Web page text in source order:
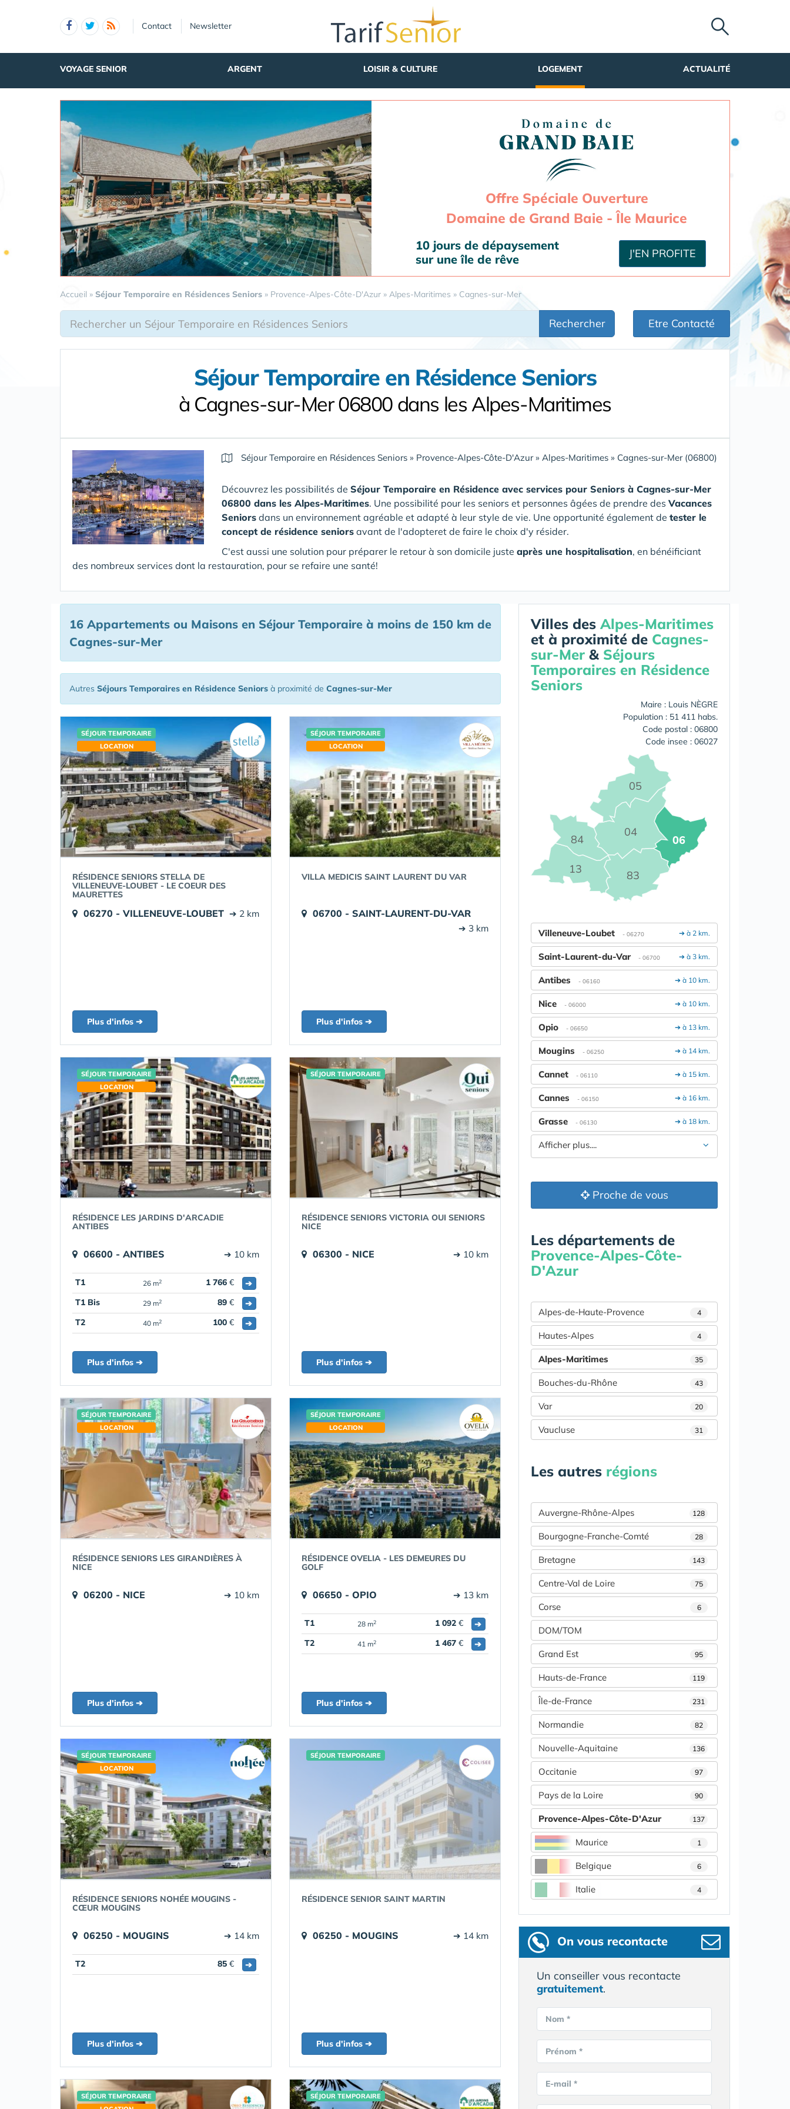
Contact Newsletter
VOYAGE SENIOR ARGENT LOISIR & CULTURE LOGEMENT ACTUALITÉ
Offre Spéciale Ouverture
Domaine de Grand Baie - Île Maurice
J'EN PROFITE
10 jours de dépaysement
sur une île de rêve
Accueil » Séjour Temporaire en Résidences Seniors » Provence-Alpes-Côte-D'Azur » Alpes-Maritimes » Cagnes-sur-Mer
Rechercher Etre Contacté
Séjour Temporaire en Résidence Seniors
à Cagnes-sur-Mer 06800 dans les Alpes-Maritimes
Séjour Temporaire en Résidences Seniors » Provence-Alpes-Côte-D'Azur» Alpes-Maritimes » Cagnes-sur-Mer (06800)
Découvrez les possibilités de Séjour Temporaire en Résidence avec services pour Seniors à Cagnes-sur-Mer
06800 dans les Alpes-Maritimes. Une possibilité pour les seniors et personnes âgées de prendre des Vacances
Seniors dans un environnement agréable et adapté à leur style de vie. Une opportunité également de tester le
concept de résidence seniors avant de l'adopteret de faire le choix d'y résider.
C'est aussi une solution pour préparer le retour à son domicile juste après une hospitalisation, en bénéificiant
des nombreux services dont la restauration, pour se refaire une santé!
16 Appartements ou Maisons en Séjour Temporaire à moins de 150 km de
Cagnes-sur-Mer
Autres Séjours Temporaires en Résidence Seniors à proximité de Cagnes-sur-Mer
SÉJOUR TEMPORAIRE
LOCATION
RÉSIDENCE SENIORS STELLA DE
VILLENEUVE-LOUBET - LE COEUR DES
MAURETTES
06270 - VILLENEUVE-LOUBET ➔ 2 km
Plus d'infos ➔
SÉJOUR TEMPORAIRE
LOCATION
VILLA MEDICIS SAINT LAURENT DU VAR
06700 - SAINT-LAURENT-DU-VAR
➔ 3 km
Plus d'infos ➔
SÉJOUR TEMPORAIRE
LOCATION
RÉSIDENCE LES JARDINS D'ARCADIE
ANTIBES
06600 - ANTIBES ➔ 10 km
T1 26 m2 1 766 €
➔
T1 Bis
29 m2 89 €
➔
T2
40 m2 100 € ➔
Plus d'infos ➔
SÉJOUR TEMPORAIRE
RÉSIDENCE SENIORS VICTORIA OUI SENIORS
NICE
06300 - NICE ➔ 10 km
Plus d'infos ➔
SÉJOUR TEMPORAIRE
LOCATION
RÉSIDENCE SENIORS LES GIRANDIÈRES À
NICE
06200 - NICE ➔ 10 km
Plus d'infos ➔
SÉJOUR TEMPORAIRE
LOCATION
RÉSIDENCE OVELIA - LES DEMEURES DU
GOLF
06650 - OPIO ➔ 13 km
T1 28 m2 1 092 €
➔
T2
41 m2 1 467 € ➔
Plus d'infos ➔
SÉJOUR TEMPORAIRE
LOCATION
RÉSIDENCE SENIORS NOHÉE MOUGINS -
CŒUR MOUGINS
06250 - MOUGINS ➔ 14 km
T2 85 € ➔
Plus d'infos ➔
SÉJOUR TEMPORAIRE
RÉSIDENCE SENIOR SAINT MARTIN
06250 - MOUGINS ➔ 14 km
Plus d'infos ➔
SÉJOUR TEMPORAIRE
SÉJOUR TEMPORAIRE
Villes des Alpes-Maritimes
et à proximité de Cagnes-
sur-Mer & Séjours
Temporaires en Résidence
Seniors
Maire : Louis NÈGRE
Population : 51 411 habs.
Code postal : 06800
Code insee : 06027
04
05
06
13 83
84
➔ à 2 km.
Villeneuve-Loubet - 06270
➔ à 3 km.
Saint-Laurent-du-Var - 06700
➔ à 10 km.
Antibes - 06160
➔ à 10 km.
Nice - 06000
➔ à 13 km.
Opio - 06650
➔ à 14 km.
Mougins - 06250
➔ à 15 km.
Cannet - 06110
➔ à 16 km.
Cannes - 06150
➔ à 18 km.
Grasse - 06130
Afficher plus....
Proche de vous
Les départements de
Provence-Alpes-Côte-
D'Azur
Alpes-de-Haute-Provence 4
Hautes-Alpes 4
Alpes-Maritimes 35
Bouches-du-Rhône 43
Var 20
Vaucluse 31
Les autres régions
Auvergne-Rhône-Alpes 128
Bourgogne-Franche-Comté 28
Bretagne 143
Centre-Val de Loire 75
Corse 6
DOM/TOM
Grand Est 95
Hauts-de-France 119
Île-de-France 231
Normandie 82
Nouvelle-Aquitaine 136
Occitanie 97
Pays de la Loire 90
Provence-Alpes-Côte-D'Azur 137
Maurice 1
Belgique 6
Italie 4
On vous recontacte
Un conseiller vous recontacte
gratuitement.
Nom *
Prénom *
E-mail *